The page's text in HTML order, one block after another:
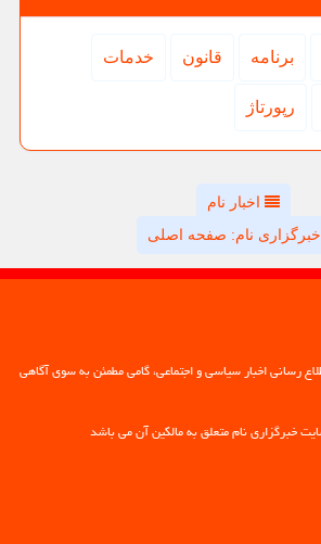
برنامه قانون خدمات
رپورتاژ
اخبار نام
خبرگزاری نام: صفحه اصلی